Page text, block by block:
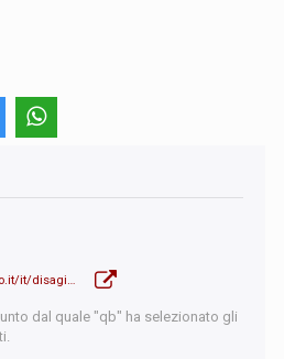
www.fondazionedivittorio.it/it/disagio-occupazionale-e-disoccupazione-sostanziale-nel-2021-italia
dal quale "qb" ha selezionato gli